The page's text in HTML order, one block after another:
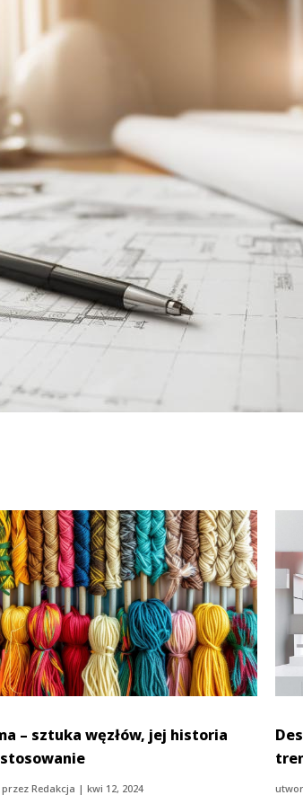
– sztuka węzłów, jej historia
przezRedakcja |kwi 12, 2024